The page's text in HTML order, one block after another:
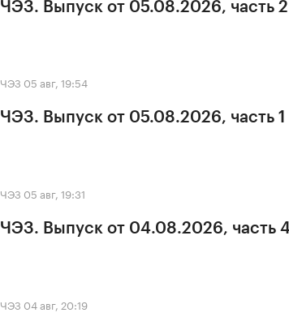
ЧЭЗ. Выпуск от 05.08.2026, часть 2
ЧЭЗ 05 авг, 19:54
ЧЭЗ. Выпуск от 05.08.2026, часть 1
ЧЭЗ 05 авг, 19:31
ЧЭЗ. Выпуск от 04.08.2026, часть
ЧЭЗ 04 авг, 20:19